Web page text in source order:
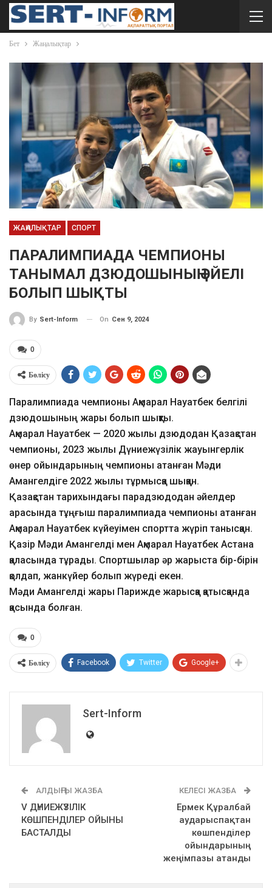
Бет Жаңалықтар
ЖАҢАЛЫҚТАР СПОРТ
ПАРАЛИМПИАДА ЧЕМПИОНЫ
ТАНЫМАЛ ДЗЮДОШЫНЫҢ ӘЙЕЛІ
БОЛЫП ШЫҚТЫ
By Sert-Inform On Сен 9, 2024
0
Бөлісу
Паралимпиада чемпионы Ақмарал Науатбек белгілі
дзюдошының жары болып шықты.
Ақмарал Науатбек — 2020 жылы дзюдодан Қазақстан
чемпионы, 2023 жылы Дүниежүзілік жауынгерлік
өнер ойындарының чемпионы атанған Мәди
Амангелдіге 2022 жылы тұрмысқа шыққан.
Қазақстан тарихындағы парадзюдодан әйелдер
арасында тұңғыш паралимпиада чемпионы атанған
Ақмарал Науатбек күйеуімен спортта жүріп танысқан.
Қазір Мәди Амангелді мен Ақмарал Науатбек Астана
қаласында тұрады. Спортшылар әр жарыста бір-бірін
қолдап, жанкүйер болып жүреді екен.
Мәди Амангелді жары Парижде жарысқа қатысқанда
қасында болған.
0
Бөлісу Facebook Twitter Google+
Sert-Inform
АЛДЫҢҒЫ ЖАЗБА
V ДҮНИЕЖҮЗІЛІК
КӨШПЕНДІЛЕР ОЙЫНЫ
БАСТАЛДЫ
КЕЛЕСІ ЖАЗБА
Ермек Құралбай
аударыспақтан
көшпенділер
ойындарының
жеңімпазы атанды